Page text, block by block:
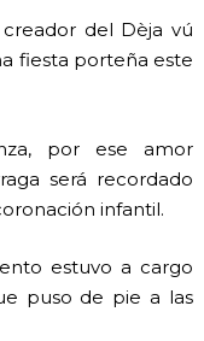
del Dèja vú
fiesta porteña este
por ese amor
será recordado
infantil.
estuvo a cargo
puso de pie a las